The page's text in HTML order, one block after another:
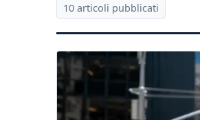
10 articoli pubblicati